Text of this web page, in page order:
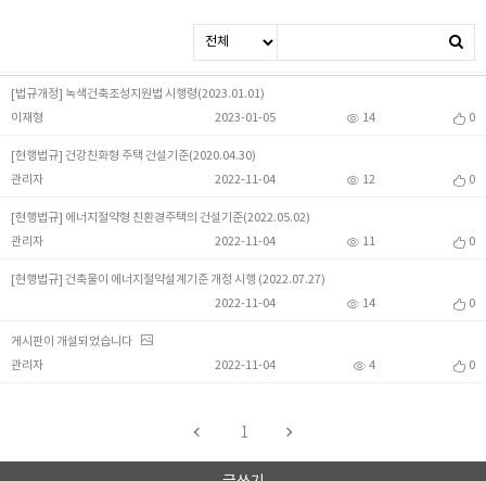
[법규개정] 녹색건축조성지원법 시행령(2023.01.01)
이재형
0
14
2023-01-05
[현행법규] 건강친화형 주택 건설기준(2020.04.30)
관리자
0
12
2022-11-04
[현행법규] 에너지절약형 친환경주택의 건설기준(2022.05.02)
관리자
0
11
2022-11-04
[현행법규] 건축물이 에너지절약설계기준 개정 시행 (2022.07.27)
0
14
2022-11-04
게시판이 개설되었습니다
관리자
0
4
2022-11-04
1